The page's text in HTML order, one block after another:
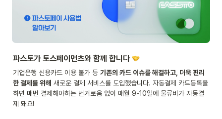
파스토가 토스페이먼츠와 함께 합니다
기업은행 신용카드 이용 불가 등 기존의 카드 이슈를 해결하고, 더욱 편리
한 결제를 위해 새로운 결제 서비스를 도입했습니다. 자동결제 카드등록을
하면 매번 결제해야하는 번거로움 없이 매월 9-10일에 물류비가 자동결
제 돼요!